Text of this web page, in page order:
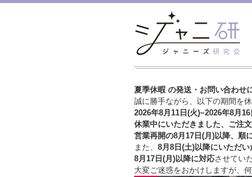
夏季休暇 の発送・お問い合わせ
誠に勝手ながら、以下の期間を
2026年8月11日(火)~2026年8月16
休業中にいただきました、ご注
営業再開の8月17日(月)以降、順
また、 8月8日(土)以降にいただい
8月17日(月)以降に対応させてい
大変ご迷惑をおかけしますが、